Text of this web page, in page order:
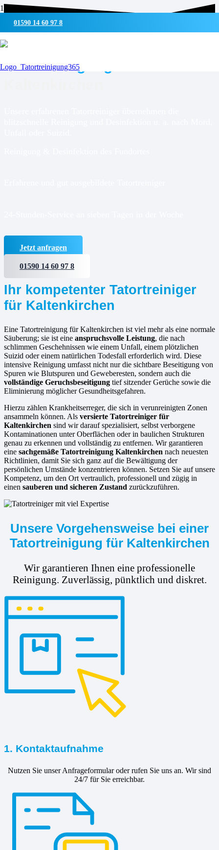
01590 14 60 97 8
UMWELTSCHONENDE REINIGUNG & DESINFEKTION
Tatortreinigung für
Jetzt anfragen
01590 14 60 97 8
Ihr kompetenter Tatortreiniger
für Kaltenkirchen
Eine Tatortreinigung für Kaltenkirchen ist viel mehr als eine normale
Säuberung; sie ist eine anspruchsvolle Leistung, die nach
schlimmen Geschehnissen wie einem Unfall, einem plötzlichen
Suizid oder einem natürlichen Todesfall erforderlich wird. Diese
intensive Reinigung umfasst nicht nur die sichtbare Beseitigung von
Spuren wie Blutspuren und Geweberesten, sondern auch die
vollständige Geruchsbeseitigung tief sitzender Gerüche sowie die
Eliminierung möglicher Gesundheitsgefahren.
Hierzu zählen Krankheitserreger, die sich in verunreinigten Zonen
ansammeln können. Als versierte Tatortreiniger für
Kaltenkirchen sind wir darauf spezialisiert, selbst verborgene
Kontaminationen unter Oberflächen oder in baulichen Strukturen
genau zu erkennen und vollständig zu entfernen. Wir garantieren
eine sachgemäße Tatortreinigung Kaltenkirchen nach neuesten
Richtlinien, damit Sie sich ganz auf die Bewältigung der
persönlichen Umstände konzentrieren können. Setzen Sie auf unsere
Kompetenz, um den Ort vertraulich, professionell und zügig in
einen sauberen und sicheren Zustand zurückzuführen.
Unsere Vorgehensweise bei einer
Tatortreinigung für Kaltenkirchen
Wir garantieren Ihnen eine professionelle
Reinigung. Zuverlässig, pünktlich und diskret.
1. Kontaktaufnahme
Nutzen Sie unser Anfrageformular oder rufen Sie uns an. Wir sind
24/7 für Sie erreichbar.